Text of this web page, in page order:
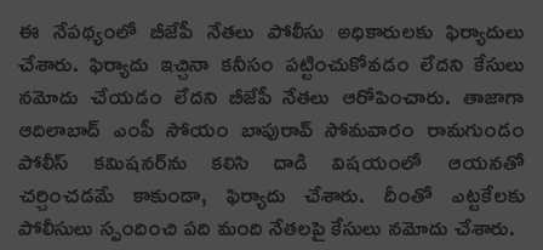
ఈ నేప‌థ్యంలో బీజేపీ నేత‌లు పోలీసు అధికారుల‌కు ఫిర్యాదులు
చేశారు. ఫిర్యాదు ఇచ్చినా క‌నీసం ప‌ట్టించుకోవ‌డం లేద‌ని కేసులు
న‌మోదు చేయ‌డం లేద‌ని బీజేపీ నేత‌లు ఆరోపించారు. తాజాగా
ఆదిలాబాద్ ఎంపీ సోయం బాపురావ్ సోమ‌వారం రామ‌గుండం
పోలీస్ క‌మిష‌న‌ర్‌ను క‌లిసి దాడి విష‌యంలో ఆయ‌న‌తో
చ‌ర్చించ‌డ‌మే కాకుండా, ఫిర్యాదు చేశారు. దీంతో ఎట్ట‌కేల‌కు
పోలీసులు స్పందించి ప‌ది మంది నేత‌ల‌పై కేసులు న‌మోదు చేశారు.